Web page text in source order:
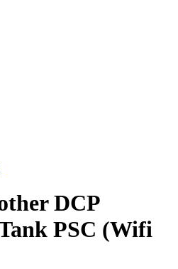
DCP
PSC (Wifi